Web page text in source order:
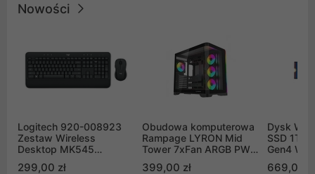
Nowości
Logitech 920-008923
Zestaw Wireless
Desktop MK545
299,00 zł
Obudowa komputerowa
Rampage LYRON Mid
Tower 7xFan ARGB PWM
399,00 zł
Dysk WD
SSD 1TB
Gen4
669,00